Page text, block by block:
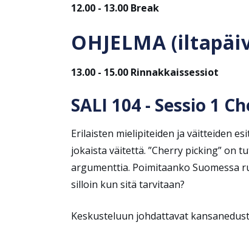
12.00 - 13.00 Break
OHJELMA
13.00 - 15.00 Rinnakkaissessiot
SALI 104 - Sessio 1
Erilaisten mielipiteiden ja väitteiden
jokaista väitettä. ”Cherry picking” on
argumenttia. Poimitaanko Suomessa
silloin kun sitä tarvitaan?
Keskusteluun johdattavat